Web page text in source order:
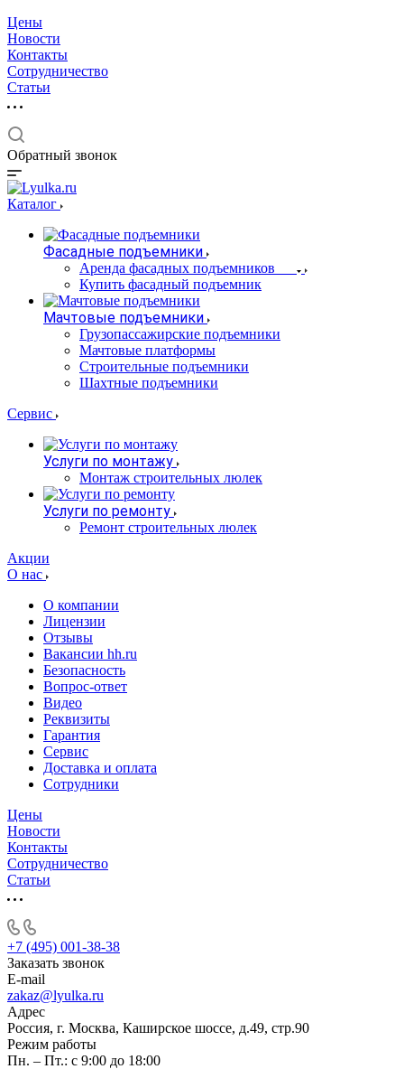
Цены
Новости
Контакты
Сотрудничество
Статьи
Обратный звонок
Каталог
Фасадные подъемники
Аренда фасадных подъемников
Купить фасадный подъемник
Мачтовые подъемники
Грузопассажирские подъемники
Мачтовые платформы
Строительные подъемники
Шахтные подъемники
Сервис
Услуги по монтажу
Монтаж строительных люлек
Услуги по ремонту
Ремонт строительных люлек
Акции
О нас
О компании
Лицензии
Отзывы
Вакансии hh.ru
Безопасность
Вопрос-ответ
Видео
Реквизиты
Гарантия
Сервис
Доставка и оплата
Сотрудники
Цены
Новости
Контакты
Сотрудничество
Статьи
+7 (495) 001-38-38
Заказать звонок
E-mail
zakaz@lyulka.ru
Адрес
Россия, г. Москва, Каширское шоссе, д.49, стр.90
Режим работы
Пн. – Пт.: с 9:00 до 18:00